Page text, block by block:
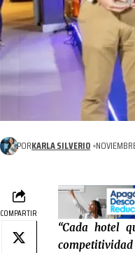
PORKARLA SILVERIO
COMPARTIR
“Cada hotel
competitividad